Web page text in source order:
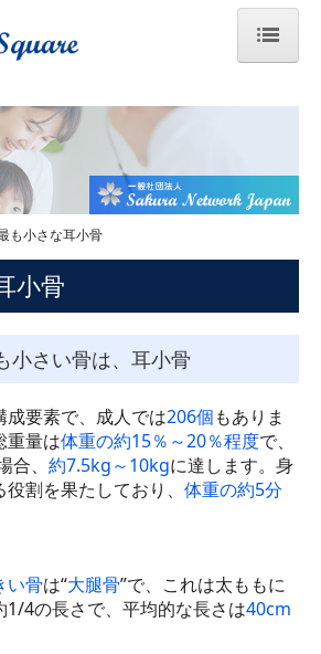
らき
道
の結果の見方
検査
も小さな耳小骨
小骨
⼩さい⾻は、⽿⼩⾻
要素で、成人では206個もありま
重量は体重の約15％～20％程度で、
、 約7.5kg～10kgに達します。身
割を果たしており、 体重の約5分
い骨は“大腿骨”で、これは太ももに
1/4の長さで、平均的な長さは40cm